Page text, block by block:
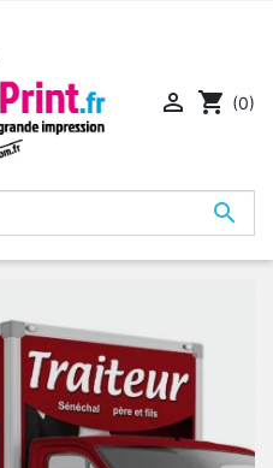

 shopping_cart (0)